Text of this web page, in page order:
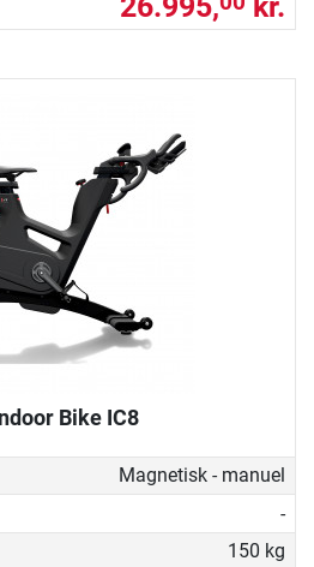
Bike IC8
Magnetisk - manuel
-
150 kg